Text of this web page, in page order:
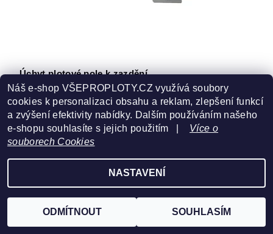
Úchyt plotové pole k zazdění
42,99 Kč/ ks
Náš e-shop VŠEPROPLOTY.CZ využívá soubory
cookies k personalizaci obsahu a reklam, zlepšení funkcí
a zvýšení efektivity nabídky. Dalším používáním našeho
e-shopu souhlasíte s jejich použitím | Více o
souborech Cookies
NASTAVENÍ
ODMÍTNOUT SOUHLASÍM